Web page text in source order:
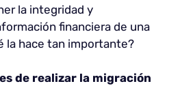
la integridad y
financiera de una
la hace tan importante?
de realizar la migración